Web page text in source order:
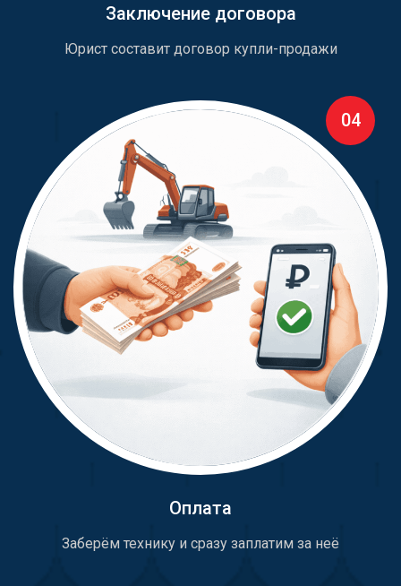
Заключение договора
Юрист составит договор купли-продажи
04
Оплата
Заберём технику и сразу заплатим за неё